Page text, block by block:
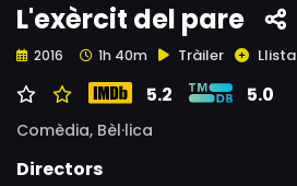
L'exèrcit del pare
2016 1h 40m Tràiler Llista
5.2 5.0
Comèdia, Bèl·lica
Directors